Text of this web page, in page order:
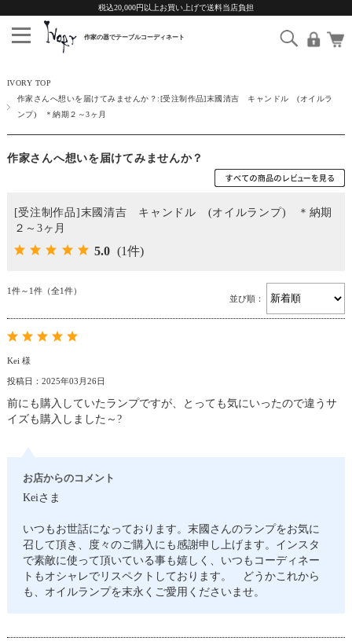
税込20,000円以上お買い上げで送料当店負担
IVORY TOP
作家さんへ想いを届けてみませんか？:[受注制作品]末國清吉 キャンドル (オイルラ
ンプ) ＊納期２～3ヶ月
作家さんへ想いを届けてみませんか？
[受注制作品]末國清吉 キャンドル (オイルランプ) ＊納期
２～3ヶ月
5.0 (1件)
1件～1件（全1件）
並び順：
Kei 様
投稿日：2025年03月26日
前にも購入していたランプですが、とっても気にいったので違うサ
イズも購入しました～?
お店からのコメント
Keiさま
いつもお世話になっております。末國さんのランプをお気に
召して頂き、度々のご購入にも感謝申し上げます。インスタ
で素敵に使って頂いている事も嬉しく、いつもコーディネー
トもオシャレでリスペクトしております。 どうかこれから
も、オイルランプを末永くご愛用くださいませ。